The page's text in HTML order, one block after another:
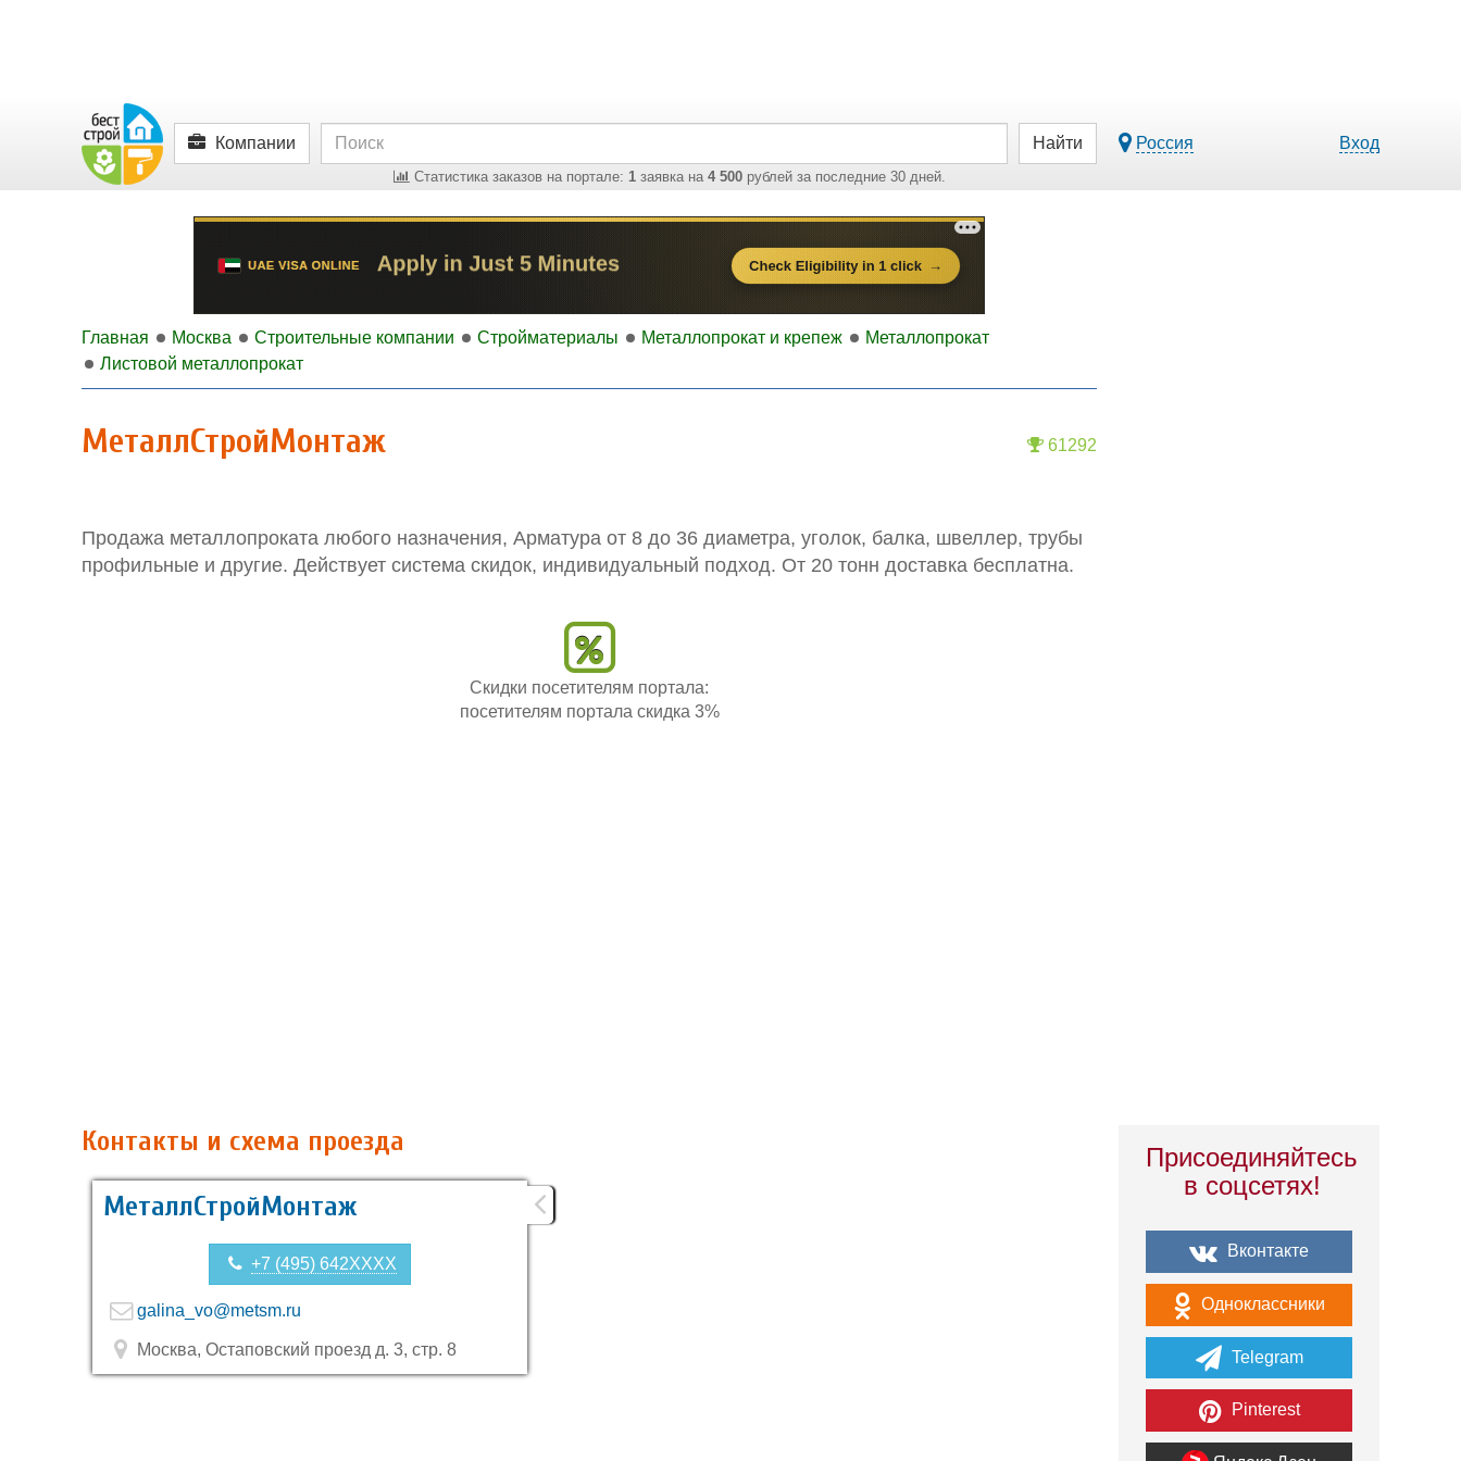
Компании
Статистика заказов на портале: 1 заявка на 4 500 рублей за последние 30 дней.
Найти Россия Вход
Главная Москва Строительные компании Стройматериалы Металлопрокат и крепеж
Металлопрокат
Листовой металлопрокат
61292
МеталлСтройМонтаж
Продажа металлопроката любого назначения, Арматура от 8 до 36 диаметра, уголок, балка, швеллер, трубы
профильные и другие. Действует система скидок, индивидуальный подход. От 20 тонн доставка бесплатна.
Скидки посетителям портала:
посетителям портала скидка 3%
Контакты и схема проезда
МеталлСтройМонтаж
+7 (495) 642XXXX
galina_vo@metsm.ru
Москва, Остаповский проезд д. 3, стр. 8
Присоединяйтесь
в соцсетях!
Вконтакте
Одноклассники
Telegram
Pinterest